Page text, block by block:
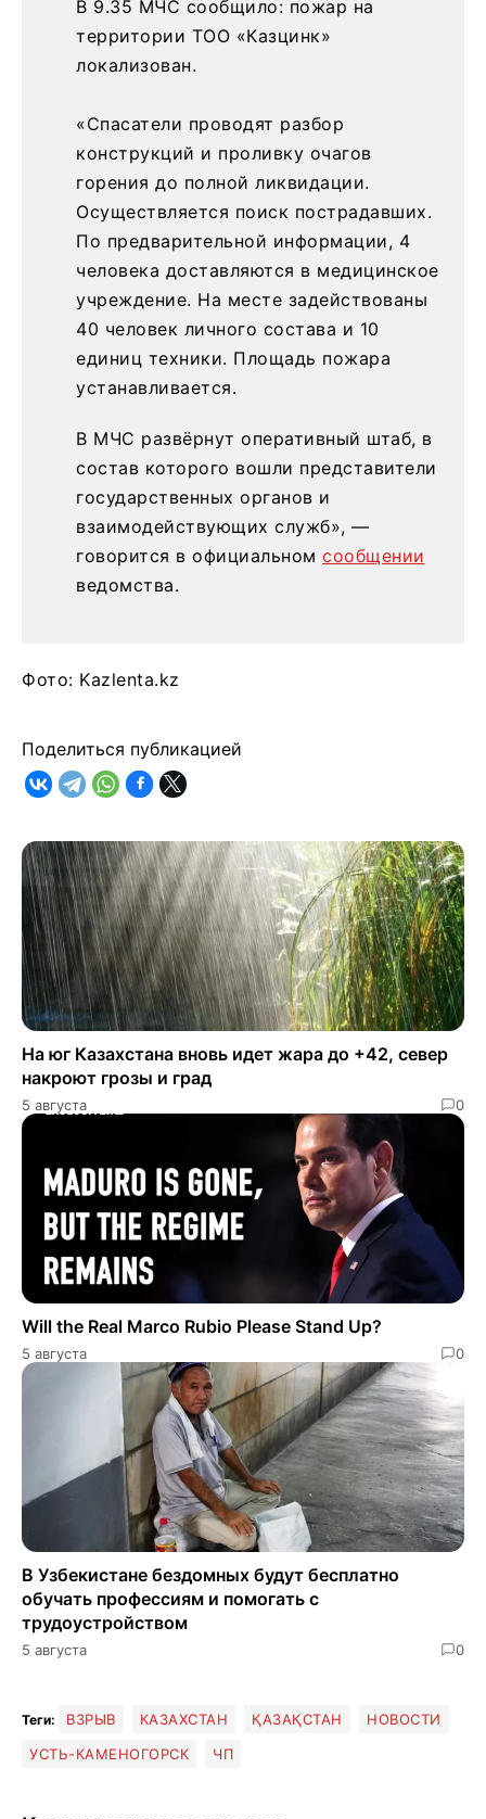
В 9.35 МЧС сообщило: пожар на
территории ТОО «Казцинк»
локализован.
«Спасатели проводят разбор
конструкций и проливку очагов
горения до полной ликвидации.
Осуществляется поиск пострадавших.
По предварительной информации, 4
человека доставляются в медицинское
учреждение. На месте задействованы
40 человек личного состава и 10
единиц техники. Площадь пожара
устанавливается.
В МЧС развёрнут оперативный штаб, в
состав которого вошли представители
государственных органов и
взаимодействующих служб», —
говорится в официальном сообщении
ведомства.
Фото: Kazlenta.kz
Поделиться публикацией
На юг Казахстана вновь идет жара до +42, север
накроют грозы и град
5 августа 0
Will the Real Marco Rubio Please Stand Up?
5 августа 0
В Узбекистане бездомных будут бесплатно
обучать профессиям и помогать с
трудоустройством
5 августа 0
Теги: ВЗРЫВ КАЗАХСТАН ҚАЗАҚСТАН
НОВОСТИ
УСТЬ-КАМЕНОГОРСК
ЧП